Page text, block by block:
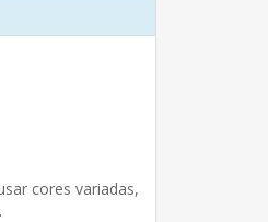
cores variadas,